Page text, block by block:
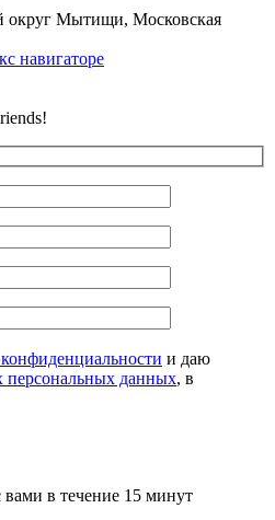
округ Мытищи, Московская
навигаторе
и даю
персональных данных, в
в течение 15 минут